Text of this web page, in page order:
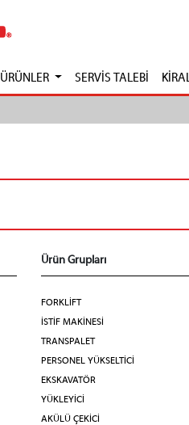
ÜRÜNLER SERVİS TALEBİ
Ürün Grupları
FORKLİFT
İSTİF MAKİNESİ
TRANSPALET
PERSONEL YÜKSELTİCİ
EKSKAVATÖR
YÜKLEYİCİ
AKÜLÜ ÇEKİCİ